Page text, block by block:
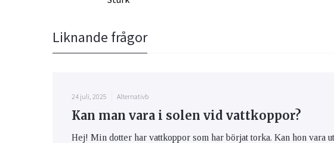
Liknande frågor
24 juli, 2025 Alternativb
Kan man vara i solen vid vattkoppor?
Hej! Min dotter har vattkoppor som har börjat torka. Kan hon vara